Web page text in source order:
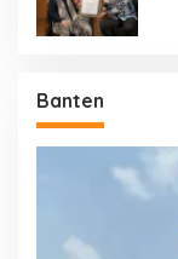
Banten